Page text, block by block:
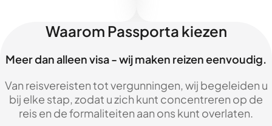
Waarom Passporta kiezen
Meer dan alleen visa - wij maken reizen eenvoudig.
Van reisvereisten tot vergunningen, wij begeleiden u
bij elke stap, zodat u zich kunt concentreren op de
reis en de formaliteiten aan ons kunt overlaten.